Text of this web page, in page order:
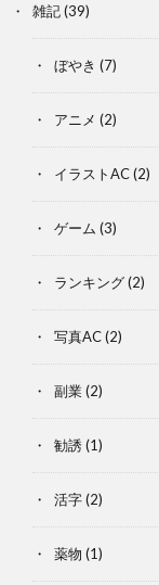
雑記(39)
ぼやき (7)
アニメ (2)
イラストAC(2)
ゲーム (3)
ランキング(2)
写真AC(2)
副業(2)
勧誘(1)
活字(2)
薬物 (1)